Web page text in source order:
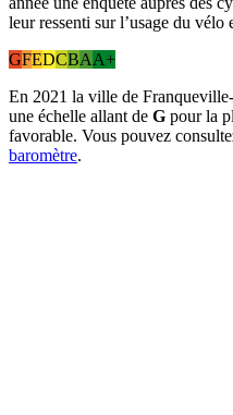
leur ressenti sur l’usage du vélo
GFEDCBAA+
En 2021 la ville de
une échelle allant de G pour la
favorable. Vous pouvez
baromètre.